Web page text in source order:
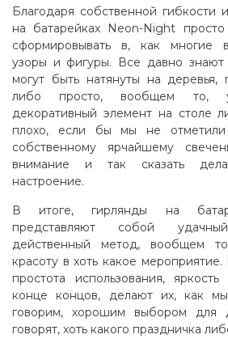
Благодаря собственной гибкости
на батарейках Neon-Night
сформировывать в, как многие
узоры и фигуры. Все давно знают
могут быть натянуты на деревья,
либо просто, вообщем то,
декоративный элемент на столе
плохо, если бы мы не отметили
собственному ярчайшему
внимание и так сказать
настроение.
В итоге, гирлянды на
представляют собой
действенный метод, вообщем
красоту в хоть какое
простота использования,
конце концов, делают их, как
говорим, хорошим выбором для
говорят, хоть какого праздничка